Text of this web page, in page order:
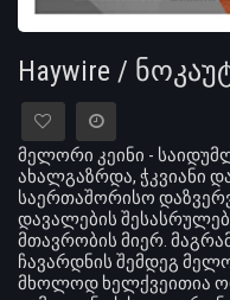
Haywire /
მელორი კეინი -
ახალგაზრდა, ჭკვიანი
საერთაშორისო
დავალების
მთავრობის მიერ.
ჩავარდნის შემდეგ
მხოლოდ ხელქვეითია